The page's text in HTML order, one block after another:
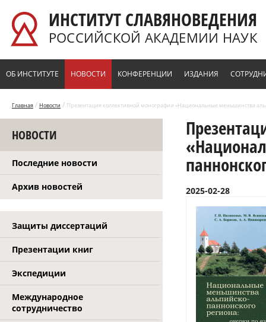
ИНСТИТУТ СЛАВЯНОВЕДЕНИЯ
РОССИЙСКОЙ АКАДЕМИИ НАУК
ОБ ИНСТИТУТЕ НОВОСТИ КОНФЕРЕНЦИИ ИЗДАНИЯ
Главная / Новости / Презентация коллективной монографии «Национальные меньшинства
НОВОСТИ
Последние новости
Архив новостей
Защиты диссертаций
Презентации книг
Экспедиции
Международное
сотрудничество
2025-02-28